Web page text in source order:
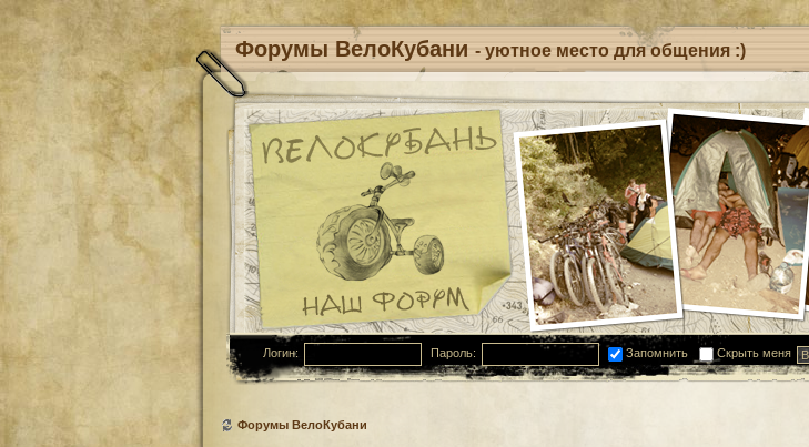
Форумы ВелоКубани - уютное место для общения :)
Логин: Пароль: Запомнить Скрыть меня
Форумы ВелоКубани